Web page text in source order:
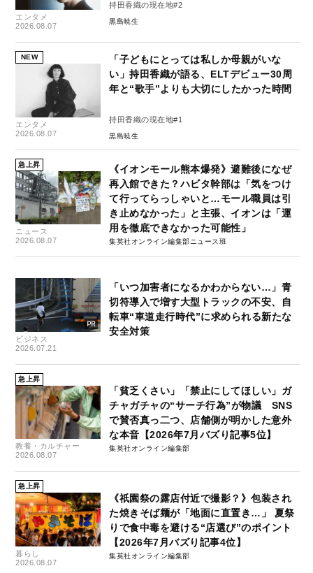
エンタメ
2026.08.07
持田香織の現在地#2
黒島暁生
NEW
エンタメ
2026.08.07
「子どもにとっては私しか母親がいな
い」持田香織が語る、ELTデビュー30周
年と“歌手”よりも大切にしたかった時間
持田香織の現在地#1
黒島暁生
急上昇
ニュース
2026.08.07
《イオンモール熊本爆発》避難後になぜ
再入館できた？ハビタ幹部は「気をつけ
て行ってらっしゃいと…モール職員は引
き止めなかった」と主張、イオンは「運
用を徹底できなかった可能性」
集英社オンライン編集部ニュース班
ビジネス
2026.07.21
「いつ加害者になるかわからない…」青
切符導入で増す大型トラックの不安、自
転車“車道走行時代”に求められる新たな
安全対策
急上昇
教養・カルチャー
2026.08.07
「貧乏くさい」「禁止にしてほしい」ガ
チャガチャの“サーチ行為”が物議 SNS
で賛否真っ二つ、店舗側が明かした意外
な本音【2026年7月バズり記事5位】
集英社オンライン編集部
急上昇
暮らし
2026.08.07
《祇園祭の露店付近で撮影？》包装され
た焼きそば麺が「地面に直置き…」 夏祭
りで食中毒を避ける“店選び”のポイント
【2026年7月バズり記事4位】
集英社オンライン編集部